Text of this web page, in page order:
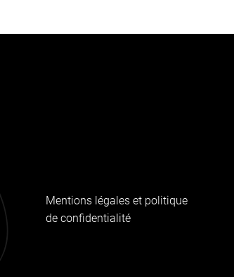
Mentions légales et politique
de confidentialité